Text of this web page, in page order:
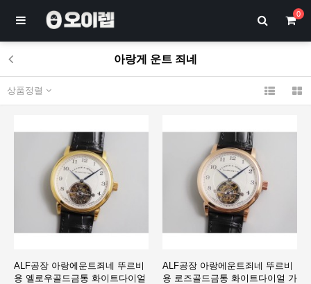
0
아랑게 운트 죄네
상품정렬
ALF공장 아랑에운트죄네 뚜르비
용 옐로우골드금통 화이트다이얼
ALF공장 아랑에운트죄네 뚜르비
용 로즈골드금통 화이트다이얼 가